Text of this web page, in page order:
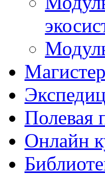
Полевая
Онлайн